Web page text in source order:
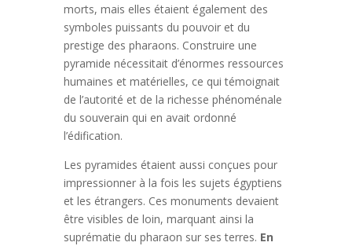
morts, mais elles étaient également des
symboles puissants du pouvoir et du
prestige des pharaons. Construire une
pyramide nécessitait d’énormes ressources
humaines et matérielles, ce qui témoignait
de l’autorité et de la richesse phénoménale
du souverain qui en avait ordonné
l’édification.
Les pyramides étaient aussi conçues pour
impressionner à la fois les sujets égyptiens
et les étrangers. Ces monuments devaient
être visibles de loin, marquant ainsi la
suprématie du pharaon sur ses terres. En